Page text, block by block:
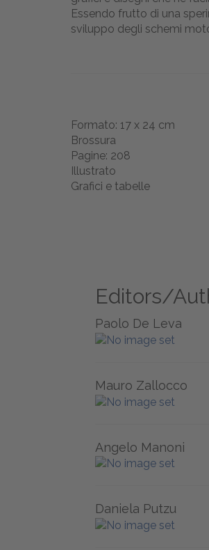
Essendo frutto di una
sviluppo degli schemi
Formato: 17 x 24 cm
Brossura
Pagine: 208
Illustrato
Grafici e tabelle
Editors/
Paolo De Leva
Mauro Zallocco
Angelo Manoni
Daniela Putzu